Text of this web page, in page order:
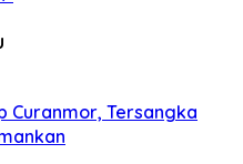
Curanmor, Tersangka